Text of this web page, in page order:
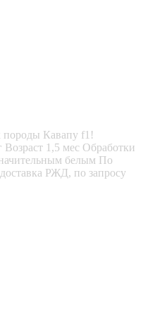
породы Кавапу f1!
1,5 мес Обработки
белым По
РЖД, по запросу